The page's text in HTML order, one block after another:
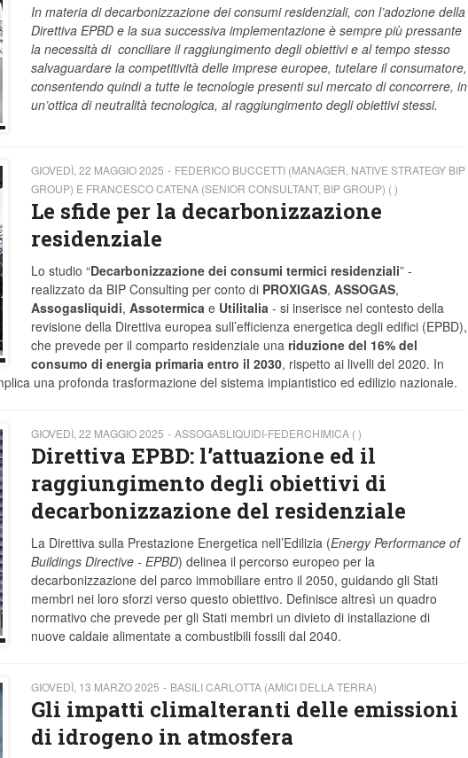
In materia di decarbonizzazione dei consumi residenziali, con l’adozione della
Direttiva EPBD e la sua successiva implementazione è sempre più pressante
la necessità di conciliare il raggiungimento degli obiettivi e al tempo stesso
salvaguardare la competitività delle imprese europee, tutelare il consumatore,
consentendo quindi a tutte le tecnologie presenti sul mercato di concorrere, in
un’ottica di neutralità tecnologica, al raggiungimento degli obiettivi stessi.
GIOVEDÌ, 22 MAGGIO 2025
FEDERICO BUCCETTI (MANAGER, NATIVE STRATEGY BIP
GROUP) E FRANCESCO CATENA (SENIOR CONSULTANT, BIP GROUP) ( )
Le sfide per la decarbonizzazione
residenziale
Lo studio “Decarbonizzazione dei consumi termici residenziali” -
realizzato da BIP Consulting per conto di PROXIGAS, ASSOGAS,
Assogasliquidi, Assotermica e Utilitalia - si inserisce nel contesto della
revisione della Direttiva europea sull’efficienza energetica degli edifici (EPBD),
che prevede per il comparto residenziale una riduzione del 16% del
consumo di energia primaria entro il 2030, rispetto ai livelli del 2020. In
una profonda trasformazione del sistema impiantistico ed edilizio nazionale.
GIOVEDÌ, 22 MAGGIO 2025 ASSOGASLIQUIDI-FEDERCHIMICA ( )
Direttiva EPBD: l’attuazione ed il
raggiungimento degli obiettivi di
decarbonizzazione del residenziale
La Direttiva sulla Prestazione Energetica nell’Edilizia (Energy Performance of
Buildings Directive - EPBD) delinea il percorso europeo per la
decarbonizzazione del parco immobiliare entro il 2050, guidando gli Stati
membri nei loro sforzi verso questo obiettivo. Definisce altresì un quadro
normativo che prevede per gli Stati membri un divieto di installazione di
nuove caldaie alimentate a combustibili fossili dal 2040.
GIOVEDÌ, 13 MARZO 2025 BASILI CARLOTTA (AMICI DELLA TERRA)
Gli impatti climalteranti delle emissioni
di idrogeno in atmosfera